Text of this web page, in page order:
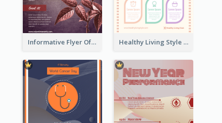
Informative Flyer Of Valentine Activities In Dark Colour Tone Healthy Living Style Flyer In Warm Colour Tone